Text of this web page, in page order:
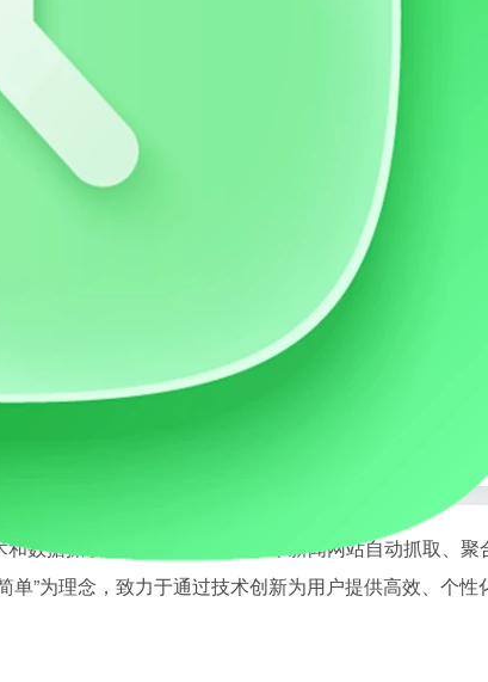
数据抓取能力，从全网500多个新闻网站自动抓取、聚
”为理念，致力于通过技术创新为用户提供高效、个性